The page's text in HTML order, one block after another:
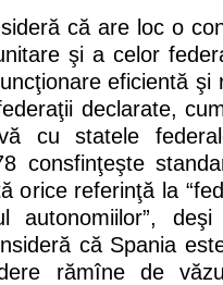
că are loc o
şi a celor
eficientă şi
declarate,
cu statele
consfinţeşte
orice referinţă la
autonomiilor”,
că Spania
rămîne de